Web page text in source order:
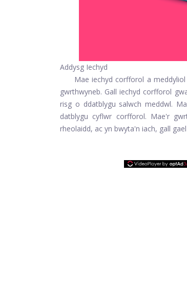
Addysg Iechyd
Mae iechyd corfforol a
gwrthwyneb. Gall iechyd corfforol
risg o ddatblygu salwch meddwl.
datblygu cyflwr corfforol. Mae'r
rheolaidd, ac yn bwyta'n iach, gall